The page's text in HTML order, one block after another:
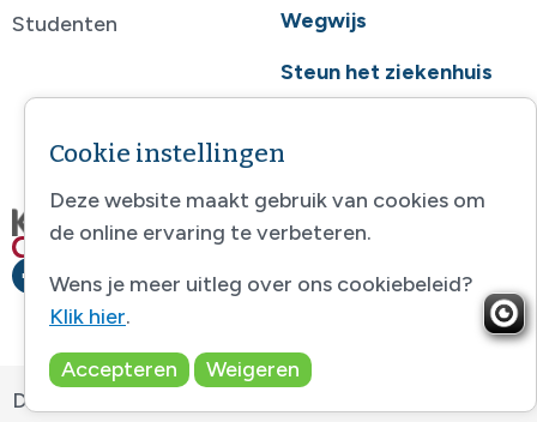
Studenten
Wegwijs
Steun het ziekenhuis
Disclaimer
Cookie instellingen
Deze website maakt gebruik van cookies om
de online ervaring te verbeteren.
Wens je meer uitleg over ons cookiebeleid?
Klik hier.
Accepteren
Weigeren